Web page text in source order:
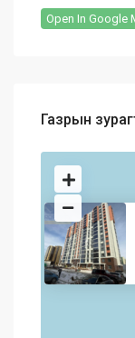
Open In Google
Газрын